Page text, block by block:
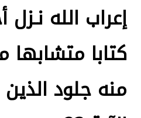
إعراب الله
كتابا
منه جلود